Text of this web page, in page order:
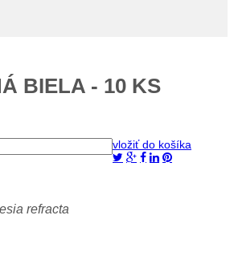
BIELA - 10 KS
vložiť do košíka
refracta